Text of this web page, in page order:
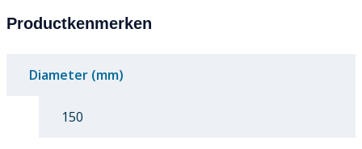
Productkenmerken
Diameter (mm)
150